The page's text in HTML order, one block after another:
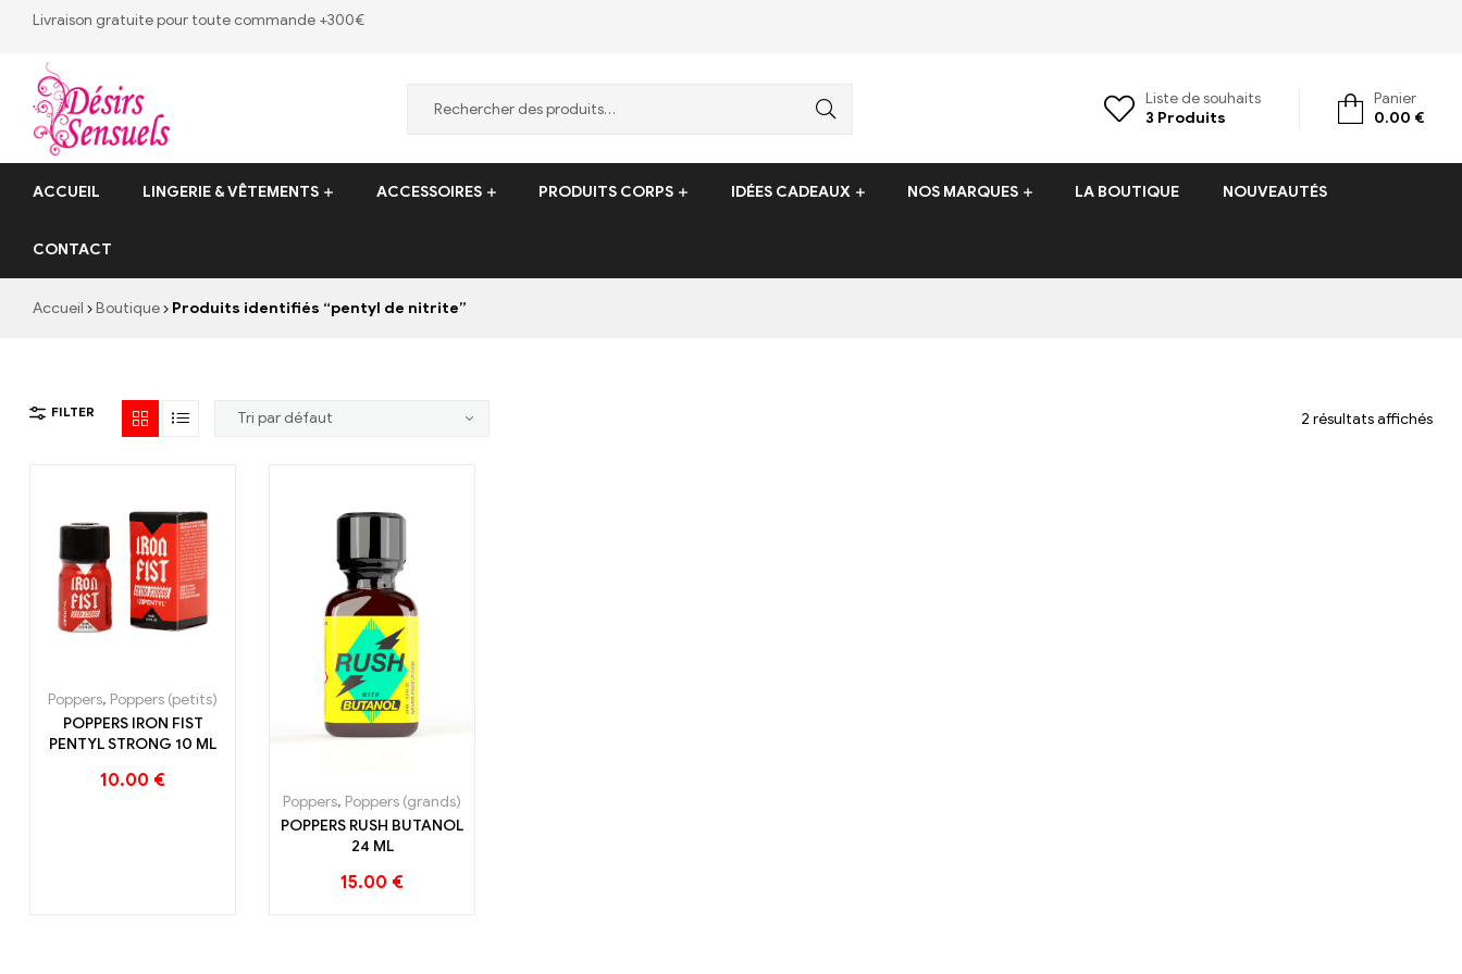
Livraison gratuite pour toute commande +300€
Desirs
Sensuels
Désirs
Sensuels
Victor
Liste de souhaits
3 Produits
Panier
0.00 €
ACCUEIL LINGERIE & VÊTEMENTS ACCESSOIRES PRODUITS CORPS IDÉES CADEAUX NOS MARQUES LA BOUTIQUE NOUVEAUTÉS
CONTACT
Accueil Boutique Produits identifiés “pentyl de nitrite”
FILTER 2 résultats affichés
Poppers, Poppers (petits)
POPPERS IRON FIST
PENTYL STRONG 10 ML
10.00 €
Poppers, Poppers (grands)
POPPERS RUSH BUTANOL
24 ML
15.00 €